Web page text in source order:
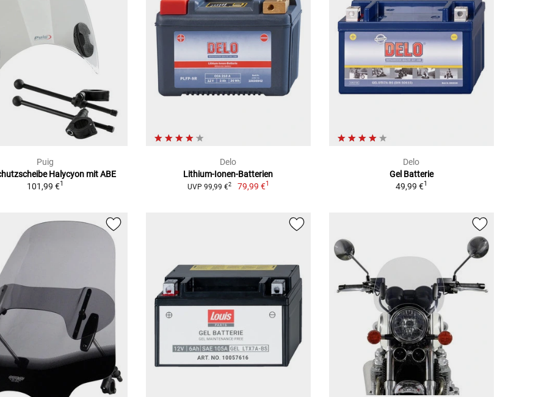
Puig
Halycyon mit ABE
101,99 €1
Delo
Lithium-Ionen-Batterien
UVP 99,99 €2 79,99 €1
Delo
Gel Batterie
49,99 €1